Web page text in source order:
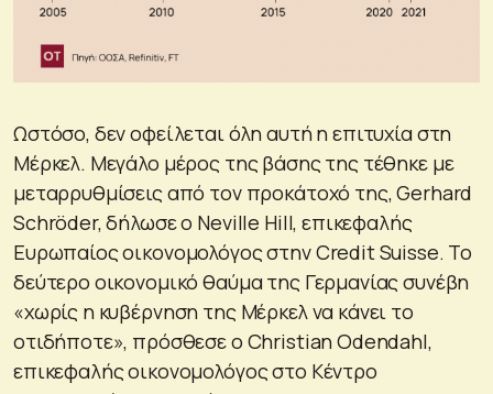
Ωστόσο, δεν οφείλεται όλη αυτή η επιτυχία στη
Μέρκελ. Μεγάλο μέρος της βάσης της τέθηκε με
μεταρρυθμίσεις από τον προκάτοχό της, Gerhard
Schröder, δήλωσε ο Neville Hill, επικεφαλής
Ευρωπαίος οικονομολόγος στην Credit Suisse. Το
δεύτερο οικονομικό θαύμα της Γερμανίας συνέβη
«χωρίς η κυβέρνηση της Μέρκελ να κάνει το
οτιδήποτε», πρόσθεσε ο Christian Odendahl,
επικεφαλής οικονομολόγος στο Κέντρο